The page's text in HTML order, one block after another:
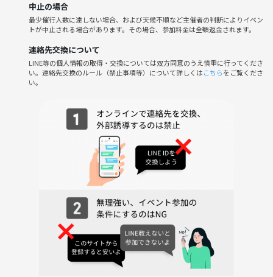
①自己紹介（1人1~2分）
②おすすめ本の紹介（1人10分くらい）
③フリートーク
【主催について】
読書好きの20代女性です☺️
自分が好きな本を気軽に語れる場をつくりたいと定期的に開催中！
よろしくお願いします✨
ネットワークビジネス、宗教の勧誘、営業活動は固く禁止します。
以下の事項に当てはまる方は、次回以降の参加をお断りします。
・ネットワークビジネス/宗教等の勧誘や、保険や不動産などの営業活
・他の参加者への誹謗中傷や迷惑な行為を行った方
中止の場合
最少催行人数に達しない場合、および天候不順など主催者の判断によりイベン
トが中止される場合があります。その場合、参加料金は全額返金されます。
連絡先交換について
LINE等の個人情報の取得・交換については双方同意のうえ慎重に行ってくださ
い。連絡先交換のルール（禁止事項等）について詳しくはこちらをご覧くださ
い。